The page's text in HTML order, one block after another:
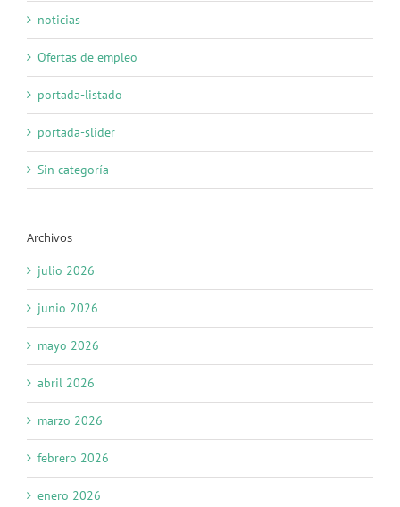
noticias
Ofertas de empleo
portada-listado
portada-slider
Sin categoría
Archivos
julio 2026
junio 2026
mayo 2026
abril 2026
marzo 2026
febrero 2026
enero 2026